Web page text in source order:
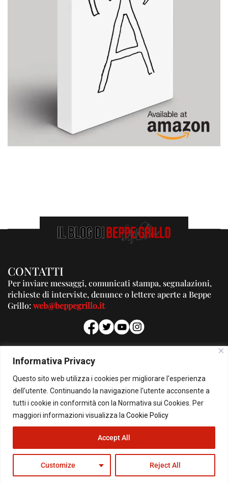
Informativa Privacy
Questo sito web utilizza i cookies per migliorare l'esperienza
dell'utente. Continuando la navigazione l'utente acconsente a
tutti i cookie in conformità con la Normativa sui Cookies. Per
maggiori informazioni visualizza la Cookie Policy
Customize Reject All
Accept All
CONTATTI
Per inviare messaggi, comunicati stampa, segnalazioni,
richieste di interviste, denunce o lettere aperte a Beppe
Grillo:web@beppegrillo.it
PUBBLICITA'
Per la tua pubblicità su questo Blog:
pubblicita@beppegrillo.it
© Copyright 2026 - Il Blog di Beppe Grillo. All Rights Reserved - Powered by
happygrafic.com